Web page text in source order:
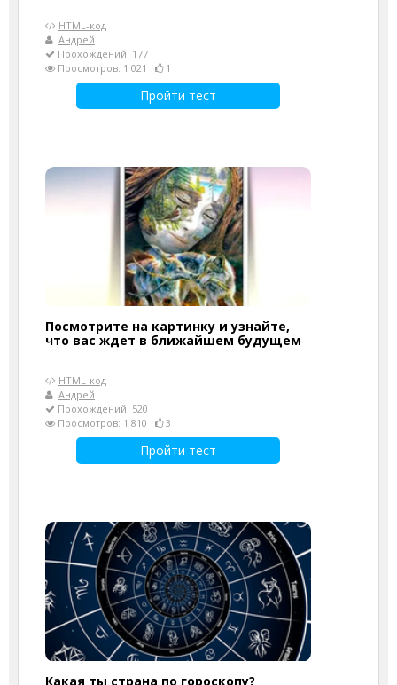
HTML-код
Андрей
Прохождений: 177
Просмотров: 1 021
1
Пройти тест
Посмотрите на картинку и узнайте,
что вас ждет в ближайшем будущем
HTML-код
Андрей
Прохождений: 520
Просмотров: 1 810
3
Пройти тест
Какая ты страна по гороскопу?